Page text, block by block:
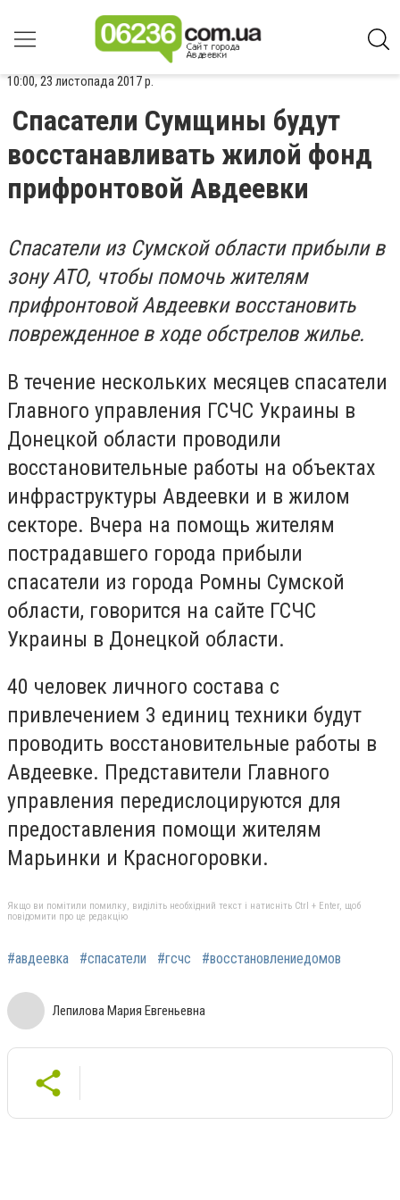
10:00, 23 листопада 2017 р.
Спасатели Сумщины будут
восстанавливать жилой фонд
прифронтовой Авдеевки
Спасатели из Сумской области прибыли в
зону АТО, чтобы помочь жителям
прифронтовой Авдеевки восстановить
поврежденное в ходе обстрелов жилье.
В течение нескольких месяцев спасатели
Главного управления ГСЧС Украины в
Донецкой области проводили
восстановительные работы на объектах
инфраструктуры Авдеевки и в жилом
секторе. Вчера на помощь жителям
пострадавшего города прибыли
спасатели из города Ромны Сумской
области, говорится на сайте ГСЧС
Украины в Донецкой области.
40 человек личного состава с
привлечением 3 единиц техники будут
проводить восстановительные работы в
Авдеевке. Представители Главного
управления передислоцируются для
предоставления помощи жителям
Марьинки и Красногоровки.
Якщо ви помітили помилку, виділіть необхідний текст і натисніть Ctrl + Enter, щоб
повідомити про це редакцію
#авдеевка #спасатели #гсчс #восстановлениедомов
Лепилова Мария Евгеньевна